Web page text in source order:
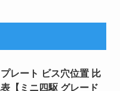
レート ビス穴位置 比
【ミニ四駆 グレード